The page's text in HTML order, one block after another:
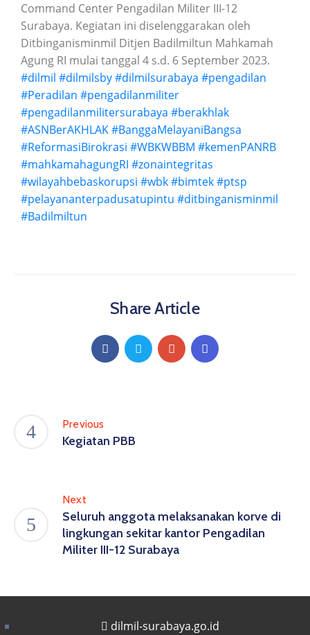
Command Center Pengadilan Militer III-12
Surabaya. Kegiatan ini diselenggarakan oleh
Ditbinganisminmil Ditjen Badilmiltun Mahkamah
Agung RI mulai tanggal 4 s.d. 6 September 2023.
#dilmil #dilmilsby#dilmilsurabaya #pengadilan
#Peradilan #pengadilanmiliter
#pengadilanmilitersurabaya #berakhlak
#ASNBerAKHLAK#BanggaMelayaniBangsa
#ReformasiBirokrasi #WBKWBBM #kemenPANRB
#mahkamahagungRI #zonaintegritas
#wilayahbebaskorupsi #wbk#bimtek#ptsp
#pelayananterpadusatupintu #ditbinganisminmil
#Badilmiltun
Share Article
Previous
Kegiatan PBB
Next
Seluruh anggota melaksanakan korve di
lingkungan sekitar kantor Pengadilan
Militer III-12 Surabaya
dilmil-surabaya.go.id